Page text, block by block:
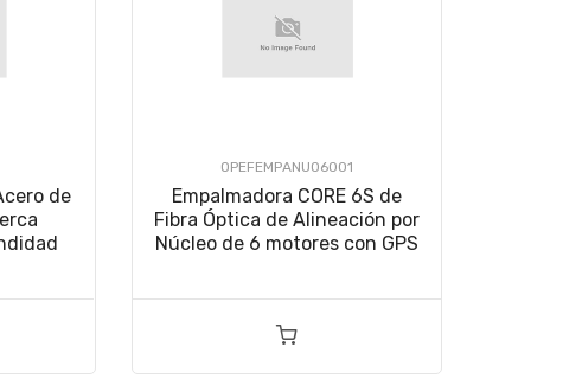
de
OPEFEMPANU06001
Empalmadora CORE 6S de
Fibra Óptica de Alineación por
Núcleo de 6 motores con GPS